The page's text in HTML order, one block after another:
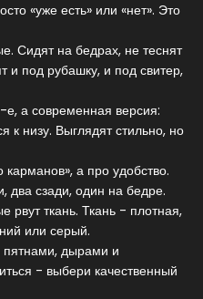
«уже есть» или «нет». Это
Сидят на бедрах, не теснят
и под рубашку, и под свитер,
а современная версия:
к низу. Выглядят стильно, но
а про удобство.
два сзади, один на бедре.
рвут ткань. Ткань - плотная,
или серый.
пятнами, дырами и
- выбери качественный